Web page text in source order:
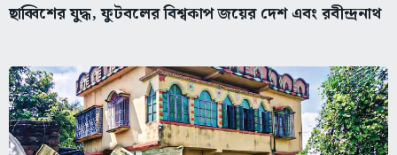
ছাব্বিশের যুদ্ধ, ফুটবলের বিশ্বকাপ জয়ের দেশ এবং রবীন্দ্রনাথ